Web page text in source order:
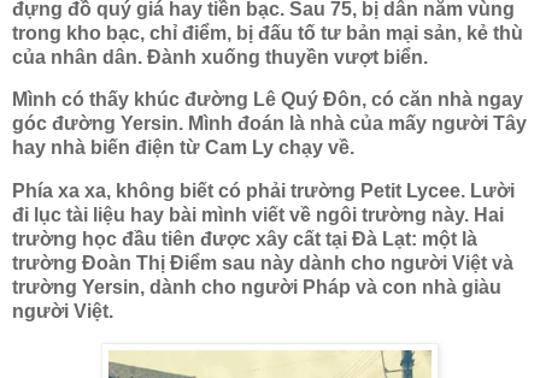
đựng đồ quý giá hay tiền bạc. Sau 75, bị dân nằm vùng
trong kho bạc, chỉ điểm, bị đấu tố tư bản mại sản, kẻ thù
của nhân dân. Đành xuống thuyền vượt biển.
Mình có thấy khúc đường Lê Quý Đôn, có căn nhà ngay
góc đường Yersin. Mình đoán là nhà của mấy người Tây
hay nhà biến điện từ Cam Ly chạy về.
Phía xa xa, không biết có phải trường Petit Lycee. Lười
đi lục tài liệu hay bài mình viết về ngôi trường này. Hai
trường học đầu tiên được xây cất tại Đà Lạt: một là
trường Đoàn Thị Điểm sau này dành cho người Việt và
trường Yersin, dành cho người Pháp và con nhà giàu
người Việt.